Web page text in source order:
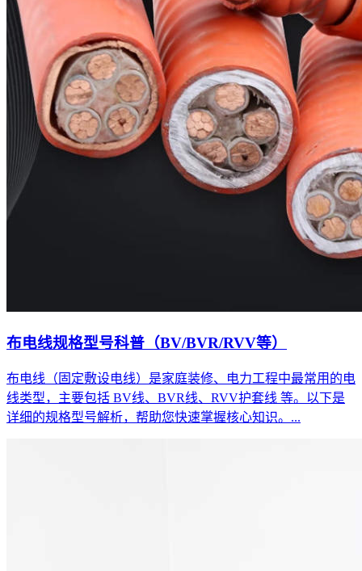
布电线规格型号科普（BV/BVR/RVV等）
布电线（固定敷设电线）是家庭装修、电力工程中最常用的电
线类型，主要包括 BV线、BVR线、RVV护套线 等。以下是
详细的规格型号解析，帮助您快速掌握核心知识。...